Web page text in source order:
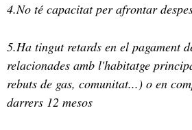
4.No té capacitat per afrontar
5.Ha tingut retards en el pagament
relacionades amb l'habitatge
rebuts de gas, comunitat...) o en
darrers 12 mesos